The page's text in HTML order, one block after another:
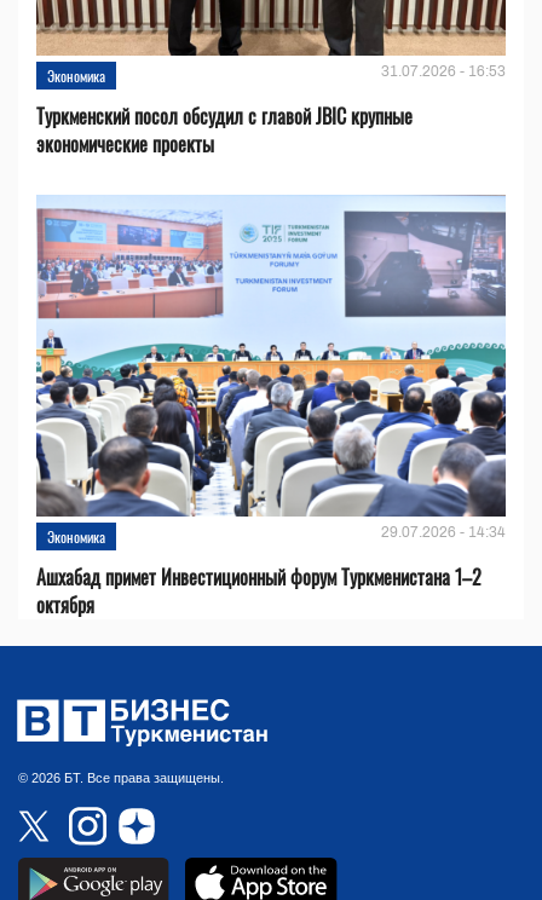
Экономика 31.07.2026 - 16:53
Туркменский посол обсудил с главой JBIC крупные
экономические проекты
Экономика 29.07.2026 - 14:34
Ашхабад примет Инвестиционный форум Туркменистана 1–2
октября
© 2026 БТ. Все права защищены.